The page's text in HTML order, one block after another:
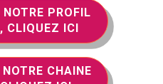
PROFIL
CLIQUEZ ICI
CHAINE